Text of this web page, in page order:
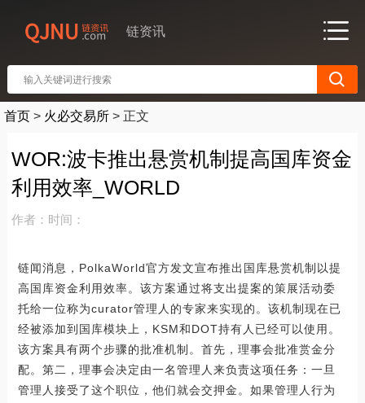
链资讯
首页 > 火必交易所 > 正文
WOR:波卡推出悬赏机制提高国库资金
利用效率_WORLD
作者： 时间：
链闻消息，PolkaWorld官方发文宣布推出国库悬赏机制以提
高国库资金利用效率。该方案通过将支出提案的策展活动委
托给一位称为curator管理人的专家来实现的。该机制现在已
经被添加到国库模块上，KSM和DOT持有人已经可以使用。
该方案具有两个步骤的批准机制。首先，理事会批准赏金分
配。第二，理事会决定由一名管理人来负责这项任务：一旦
管理人接受了这个职位，他们就会交押金。如果管理人行为